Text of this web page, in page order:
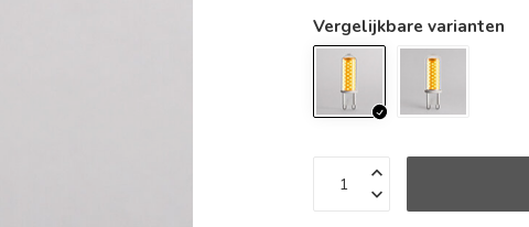
Vergelijkbare varianten